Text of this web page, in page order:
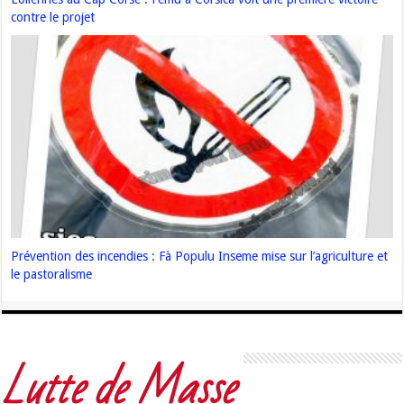
contre le projet
Prévention des incendies : Fà Populu Inseme mise sur l’agriculture et
le pastoralisme